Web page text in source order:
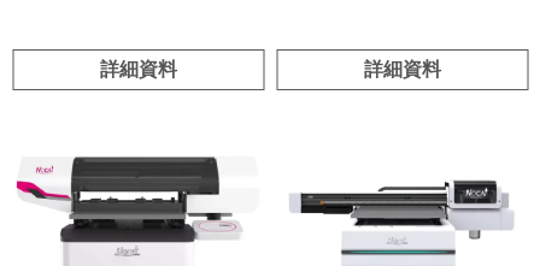
詳細資料 詳細資料